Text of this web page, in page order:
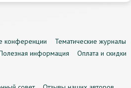
конференции
Тематические журналы
информация
Оплата и скидки